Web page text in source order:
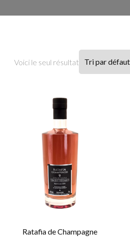
Voici le seul résultat
Ratafia de Champagne